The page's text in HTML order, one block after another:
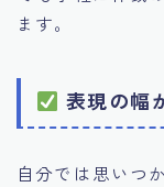
ます。
表現の幅
自分では思いつ